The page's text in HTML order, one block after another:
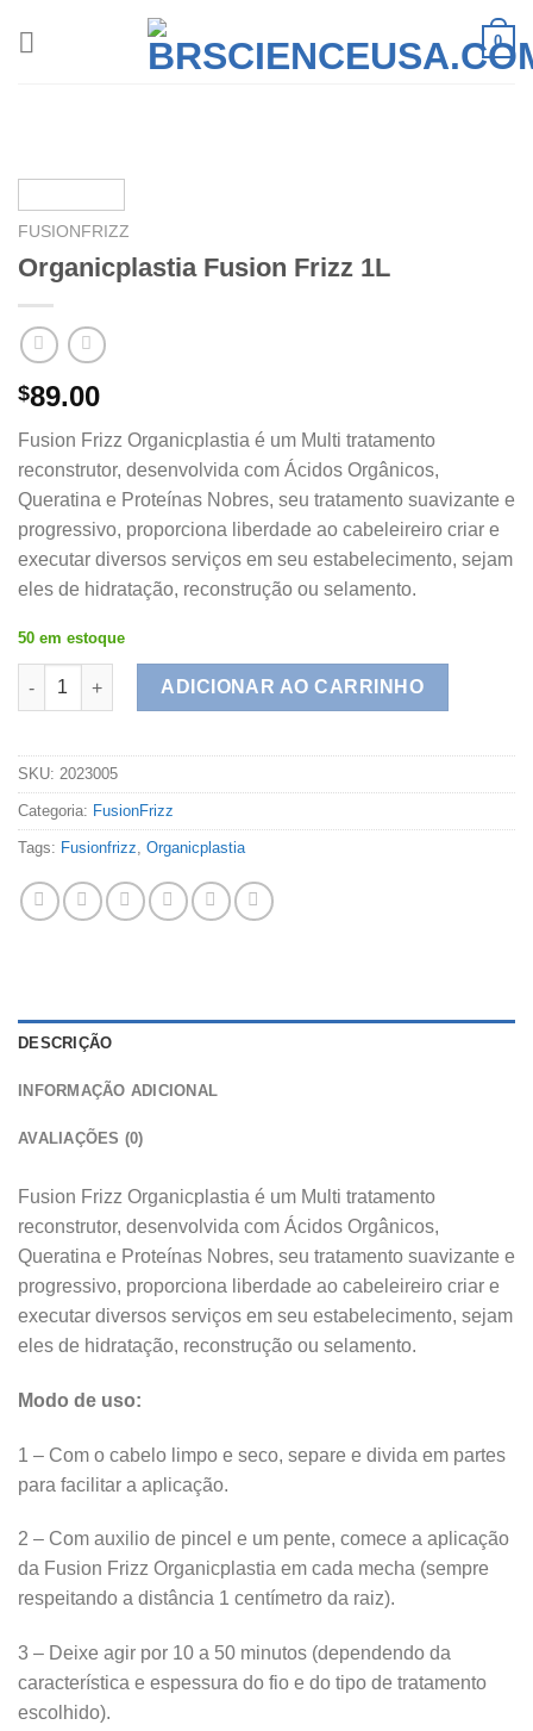
0
FUSIONFRIZZ
Organicplastia Fusion Frizz 1L
$89.00
Fusion Frizz Organicplastia é um Multi tratamento
reconstrutor, desenvolvida com Ácidos Orgânicos,
Queratina e Proteínas Nobres, seu tratamento suavizante e
progressivo, proporciona liberdade ao cabeleireiro criar e
executar diversos serviços em seu estabelecimento, sejam
eles de hidratação, reconstrução ou selamento.
50 em estoque
Organicplastia Fusion Frizz 1L quantidade
ADICIONAR AO CARRINHO
SKU: 2023005
Categoria: FusionFrizz
Tags: Fusionfrizz Organicplastia
DESCRIÇÃO
INFORMAÇÃO ADICIONAL
AVALIAÇÕES (0)
Fusion Frizz Organicplastia é um Multi tratamento
reconstrutor, desenvolvida com Ácidos Orgânicos,
Queratina e Proteínas Nobres, seu tratamento suavizante e
progressivo, proporciona liberdade ao cabeleireiro criar e
executar diversos serviços em seu estabelecimento, sejam
eles de hidratação, reconstrução ou selamento.
Modo de uso:
1 – Com o cabelo limpo e seco, separe e divida em partes
para facilitar a aplicação.
2 – Com auxilio de pincel e um pente, comece a aplicação
da Fusion Frizz Organicplastia em cada mecha (sempre
respeitando a distância 1 centímetro da raiz).
3 – Deixe agir por 10 a 50 minutos (dependendo da
característica e espessura do fio e do tipo de tratamento
escolhido).